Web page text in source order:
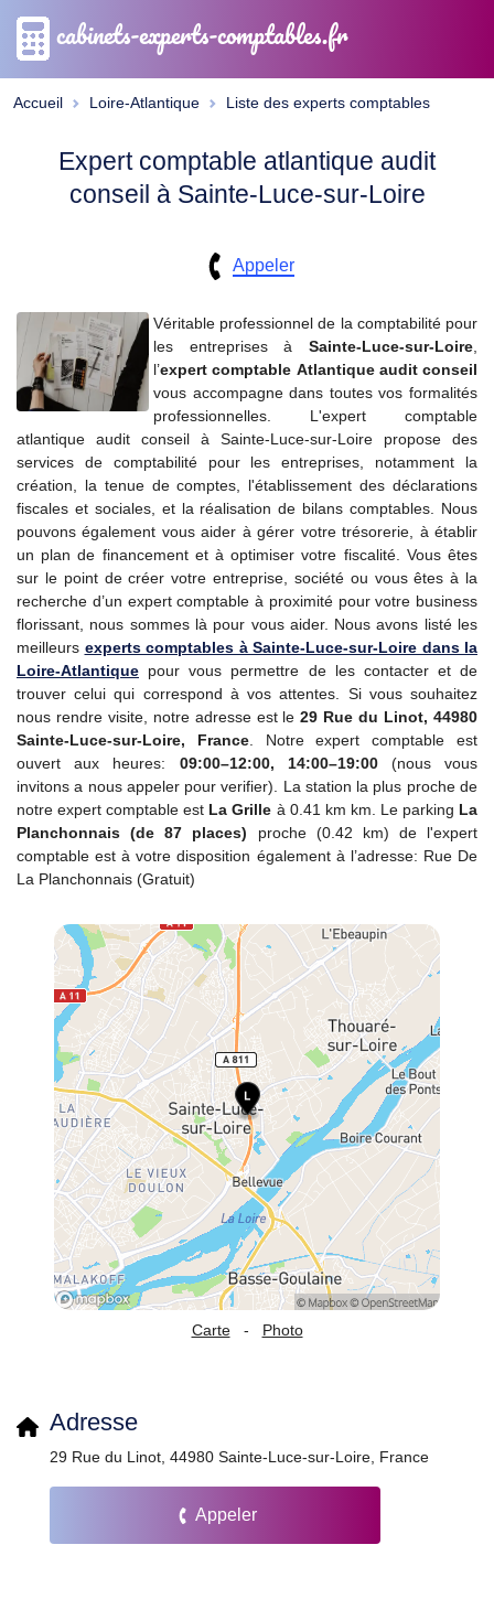
cabinets-experts-comptables.fr
Accueil Loire-Atlantique Liste des experts comptables
Expert comptable atlantique audit
conseil à Sainte-Luce-sur-Loire
Appeler
Véritable professionnel de la comptabilité pour
les entreprises à Sainte-Luce-sur-Loire
l’expert comptable Atlantique audit conseil
vous accompagne dans toutes vos formalités
professionnelles. L'expert comptable
atlantique audit conseil à Sainte-Luce-sur-Loire propose des
services de comptabilité pour les entreprises, notamment la
création, la tenue de comptes, l'établissement des déclarations
fiscales et sociales, et la réalisation de bilans comptables. Nous
pouvons également vous aider à gérer votre trésorerie, à établir
un plan de financement et à optimiser votre fiscalité. Vous êtes
sur le point de créer votre entreprise, société ou vous êtes à la
recherche d’un expert comptable à proximité pour votre business
florissant, nous sommes là pour vous aider. Nous avons listé les
meilleurs experts comptables à Sainte-Luce-sur-Loire dans la
Loire-Atlantique pour vous permettre de les contacter et de
trouver celui qui correspond à vos attentes. Si vous souhaitez
nous rendre visite, notre adresse est le29 Rue du Linot, 44980
Sainte-Luce-sur-Loire, France. Notre expert comptable est
ouvert aux heures: 09:00–12:00, 14:00–19:00(nous vous
invitons a nous appeler pour verifier). La station la plus proche de
notre expert comptable est La Grille à 0.41 km km. Le parking La
Planchonnais (de 87 places) proche (0.42 km) de l'expert
comptable est à votre disposition également à l’adresse: Rue De
La Planchonnais (Gratuit)
Carte - Photo
Adresse
29 Rue du Linot, 44980 Sainte-Luce-sur-Loire, France
Appeler